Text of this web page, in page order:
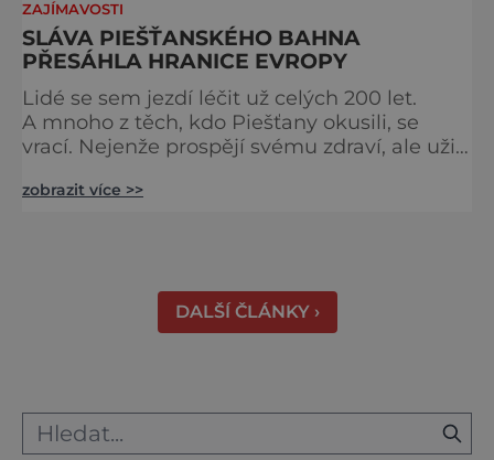
ZAJÍMAVOSTI
SLÁVA PIEŠŤANSKÉHO BAHNA
PŘESÁHLA HRANICE EVROPY
Lidé se sem jezdí léčit už celých 200 let.
A mnoho z těch, kdo Piešťany okusili, se
vrací. Nejenže prospějí svému zdraví, ale užijí
řekne slovenské lázně, Piešťany bývají první
zobrazit více >>
DALŠÍ ČLÁNKY ›